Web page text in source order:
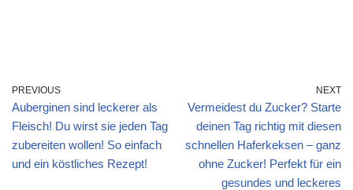
PREVIOUS
Auberginen sind leckerer als
Fleisch! Du wirst sie jeden Tag
zubereiten wollen! So einfach
und ein köstliches Rezept!
NEXT
Vermeidest du Zucker? Starte
deinen Tag richtig mit diesen
schnellen Haferkeksen – ganz
ohne Zucker! Perfekt für ein
gesundes und leckeres